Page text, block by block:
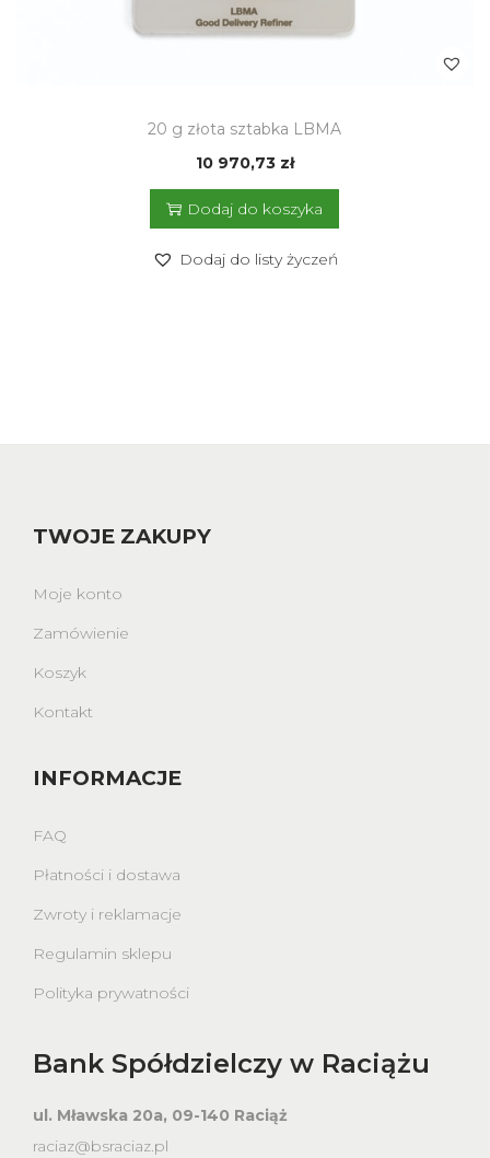
20 g złota sztabka LBMA
10 970,73 zł
Dodaj do koszyka
Dodaj do listy życzeń
TWOJE ZAKUPY
Moje konto
Zamówienie
Koszyk
Kontakt
INFORMACJE
FAQ
Płatności i dostawa
Zwroty i reklamacje
Regulamin sklepu
Polityka prywatności
Bank Spółdzielczy w Raciążu
ul. Mławska 20a, 09-140 Raciąż
raciaz@bsraciaz.pl